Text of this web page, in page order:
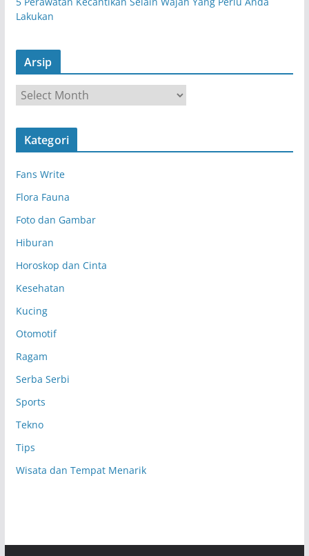
Lakukan
Arsip
r
s
Kategori
Fans Write
Flora Fauna
Foto dan Gambar
Hiburan
Horoskop dan Cinta
Kesehatan
Kucing
Otomotif
Ragam
Serba Serbi
Sports
Tekno
Tips
Wisata dan Tempat Menarik